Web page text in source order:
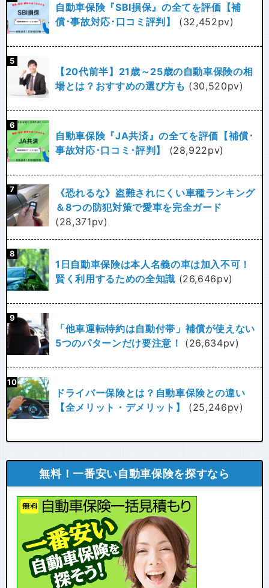
自動車保険『SBI損保』の全てを評価【補
償･事故対応･口コミ評判】
(32,452pv)
【20代前半】21歳～25歳の自動車保険の相
場とは？おすすめの選び方も (30,520pv)
自動車保険『JA共済』の全てを評価【補償･
事故対応･口コミ･評判】
(28,922pv)
《恐れるな》盗難されにくい車種ランキング
＆8つの防犯対策で愛車を完全ガード
(28,371pv)
1日自動車保険は本人名義の車は加入不可！
賢く利用するための全知識 (26,646pv)
「他車運転特約は自動付帯」補償が使えない
5つのパターンだけ要注意！
(26,634pv)
ドライバー保険とは？自動車保険との違い
【全メリット・デメリット】
(25,246pv)
無料！一番安い自動車保険を探すなら